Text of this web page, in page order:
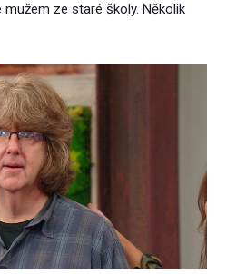
ze staré školy. Několik